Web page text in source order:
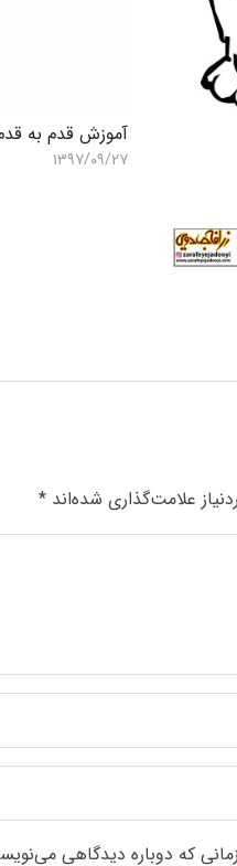
آموزش قدم به
۱۳۹۷/۰۹/۲۷
علامت‌گذاری شده‌اند *
که دوباره دیدگاهی